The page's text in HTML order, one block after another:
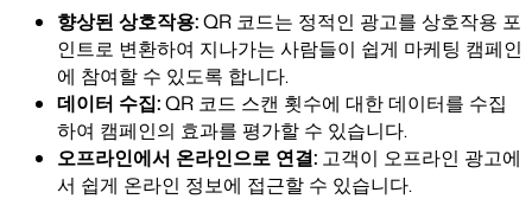
향상된 상호작용:QR 코드는 정적인 광고를 상호작용 포
인트로 변환하여 지나가는 사람들이 쉽게 마케팅 캠페인
에 참여할 수 있도록 합니다.
데이터 수집:QR 코드 스캔 횟수에 대한 데이터를 수집
하여 캠페인의 효과를 평가할 수 있습니다.
오프라인에서 온라인으로 연결: 고객이 오프라인 광고에
서 쉽게 온라인 정보에 접근할 수 있습니다.